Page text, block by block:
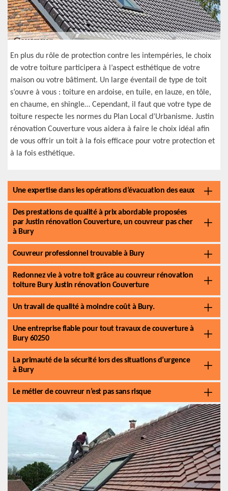
En plus du rôle de protection contre les intempéries, le choix
de votre toiture participera à l’aspect esthétique de votre
maison ou votre bâtiment. Un large éventail de type de toit
s’ouvre à vous : toiture en ardoise, en tuile, en lauze, en tôle,
en chaume, en shingle… Cependant, il faut que votre type de
toiture respecte les normes du Plan Local d’Urbanisme. Justin
rénovation Couverture vous aidera à faire le choix idéal afin
de vous offrir un toit à la fois efficace pour votre protection et
à la fois esthétique.
Une expertise dans les opérations d’évacuation des eaux
Des prestations de qualité à prix abordable proposées
par Justin rénovation Couverture, un couvreur pas cher
à Bury
Couvreur professionnel trouvable à Bury
Redonnez vie à votre toit grâce au couvreur rénovation
toiture Bury Justin rénovation Couverture
Un travail de qualité à moindre coût à Bury.
Une entreprise fiable pour tout travaux de couverture à
Bury 60250
La primauté de la sécurité lors des situations d’urgence
à Bury
Le métier de couvreur n’est pas sans risque